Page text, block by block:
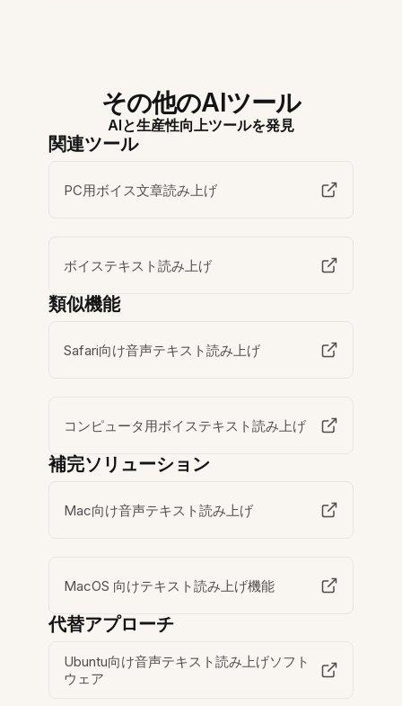
その他のAIツール
AIと生産性向上ツールを発見
関連ツール
PC用ボイス文章読み上げ
ボイステキスト読み上げ
類似機能
Safari向け音声テキスト読み上げ
コンピュータ用ボイステキスト読み上げ
補完ソリューション
Mac向け音声テキスト読み上げ
MacOS 向けテキスト読み上げ機能
代替アプローチ
Ubuntu向け音声テキスト読み上げソフト
ウェア